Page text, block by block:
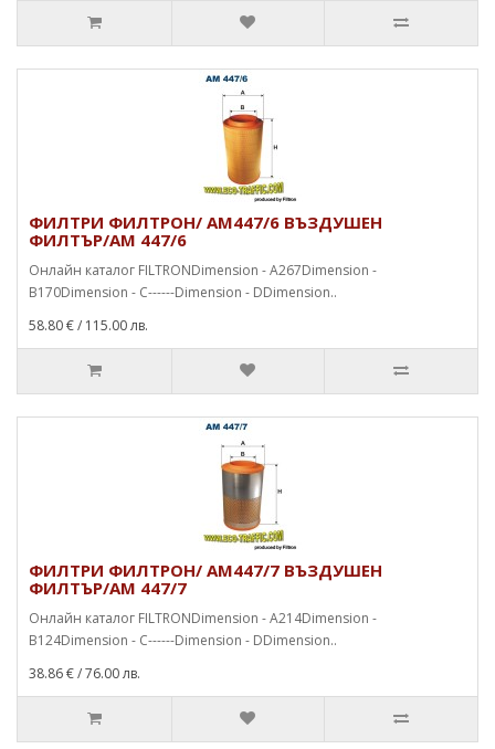
ФИЛТРИ ФИЛТРОН/ AM447/6 ВЪЗДУШЕН
ФИЛТЪР/AM 447/6
Онлайн каталог FILTRONDimension - A267Dimension -
B170Dimension - C------Dimension - DDimension..
58.80 €/ 115.00 лв.
ФИЛТРИ ФИЛТРОН/ AM447/7 ВЪЗДУШЕН
ФИЛТЪР/AM 447/7
Онлайн каталог FILTRONDimension - A214Dimension -
B124Dimension - C------Dimension - DDimension..
38.86 €/ 76.00 лв.